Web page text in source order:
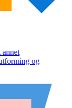
og